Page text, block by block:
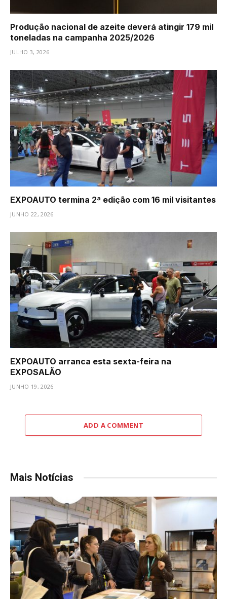
Produção nacional de azeite deverá atingir 179 mil
toneladas na campanha 2025/2026
JULHO 3, 2026
EXPOAUTO termina 2ª edição com 16 mil visitantes
JUNHO 22, 2026
EXPOAUTO arranca esta sexta-feira na
EXPOSALÃO
JUNHO 19, 2026
ADD A COMMENT
Mais Notícias